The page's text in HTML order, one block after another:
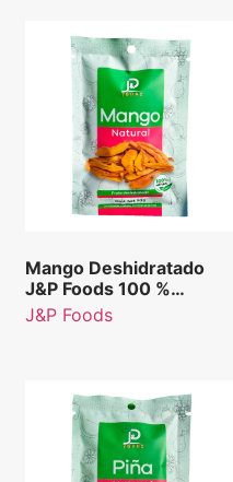
Mango Deshidratado
J&P Foods 100 %
Natural 50 g.
J&P Foods